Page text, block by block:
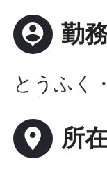
person_pin 勤
とうふく
place 所